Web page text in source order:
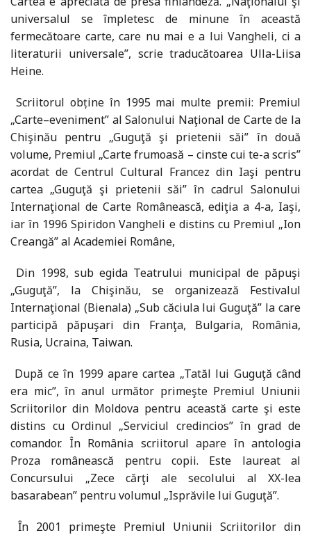
universalul se împletesc de minune în această
fermecătoare carte, care nu mai e a lui Vangheli, ci a
literaturii universale”, scrie traducătoarea Ulla-Liisa
Heine.
Scriitorul obține în 1995 mai multe premii: Premiul
„Carte–eveniment” al Salonului Naţional de Carte de la
Chişinău pentru „Guguţă şi prietenii săi” în două
volume, Premiul „Carte frumoasă – cinste cui te-a scris”
acordat de Centrul Cultural Francez din Iaşi pentru
cartea „Guguţă şi prietenii săi” în cadrul Salonului
Internaţional de Carte Românească, ediţia a 4-a, Iaşi,
iar în 1996 Spiridon Vangheli e distins cu Premiul „Ion
Creangă” al Academiei Române,
Din 1998, sub egida Teatrului municipal de păpuşi
„Guguţă”, la Chişinău, se organizează Festivalul
Internaţional (Bienala) „Sub căciula lui Guguţă” la care
participă păpuşari din Franţa, Bulgaria, România,
Rusia, Ucraina, Taiwan.
După ce în 1999 apare cartea „Tatăl lui Guguţă când
era mic”, în anul următor primeşte Premiul Uniunii
Scriitorilor din Moldova pentru această carte şi este
distins cu Ordinul „Serviciul credincios” în grad de
comandor. În România scriitorul apare în antologia
Proza românească pentru copii. Este laureat al
Concursului „Zece cărţi ale secolului al XX-lea
basarabean” pentru volumul „Isprăvile lui Guguţă”.
Ȋn 2001 primeşte Premiul Uniunii Scriitorilor din